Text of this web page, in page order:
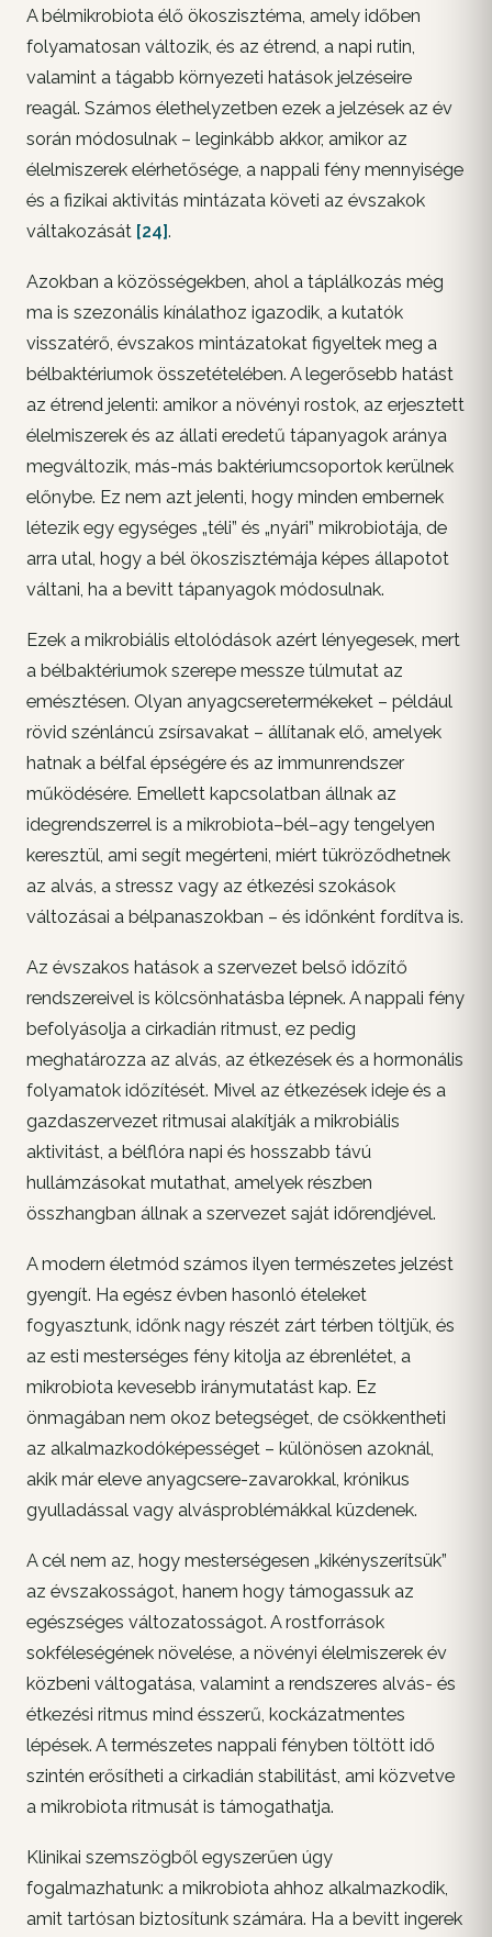
A bélmikrobiota élő ökoszisztéma, amely időben
folyamatosan változik, és az étrend, a napi rutin,
valamint a tágabb környezeti hatások jelzéseire
reagál. Számos élethelyzetben ezek a jelzések az év
során módosulnak – leginkább akkor, amikor az
élelmiszerek elérhetősége, a nappali fény mennyisége
és a fizikai aktivitás mintázata követi az évszakok
váltakozását [24].
Azokban a közösségekben, ahol a táplálkozás még
ma is szezonális kínálathoz igazodik, a kutatók
visszatérő, évszakos mintázatokat figyeltek meg a
bélbaktériumok összetételében. A legerősebb hatást
az étrend jelenti: amikor a növényi rostok, az erjesztett
élelmiszerek és az állati eredetű tápanyagok aránya
megváltozik, más-más baktériumcsoportok kerülnek
előnybe. Ez nem azt jelenti, hogy minden embernek
létezik egy egységes „téli” és „nyári” mikrobiotája, de
arra utal, hogy a bél ökoszisztémája képes állapotot
váltani, ha a bevitt tápanyagok módosulnak.
Ezek a mikrobiális eltolódások azért lényegesek, mert
a bélbaktériumok szerepe messze túlmutat az
emésztésen. Olyan anyagcseretermékeket – például
rövid szénláncú zsírsavakat – állítanak elő, amelyek
hatnak a bélfal épségére és az immunrendszer
működésére. Emellett kapcsolatban állnak az
idegrendszerrel is a mikrobiota–bél–agy tengelyen
keresztül, ami segít megérteni, miért tükröződhetnek
az alvás, a stressz vagy az étkezési szokások
változásai a bélpanaszokban – és időnként fordítva is.
Az évszakos hatások a szervezet belső időzítő
rendszereivel is kölcsönhatásba lépnek. A nappali fény
befolyásolja a cirkadián ritmust, ez pedig
meghatározza az alvás, az étkezések és a hormonális
folyamatok időzítését. Mivel az étkezések ideje és a
gazdaszervezet ritmusai alakítják a mikrobiális
aktivitást, a bélflóra napi és hosszabb távú
hullámzásokat mutathat, amelyek részben
összhangban állnak a szervezet saját időrendjével.
A modern életmód számos ilyen természetes jelzést
gyengít. Ha egész évben hasonló ételeket
fogyasztunk, időnk nagy részét zárt térben töltjük, és
az esti mesterséges fény kitolja az ébrenlétet, a
mikrobiota kevesebb iránymutatást kap. Ez
önmagában nem okoz betegséget, de csökkentheti
az alkalmazkodóképességet – különösen azoknál,
akik már eleve anyagcsere-zavarokkal, krónikus
gyulladással vagy alvásproblémákkal küzdenek.
A cél nem az, hogy mesterségesen „kikényszerítsük”
az évszakosságot, hanem hogy támogassuk az
egészséges változatosságot. A rostforrások
sokféleségének növelése, a növényi élelmiszerek év
közbeni váltogatása, valamint a rendszeres alvás- és
étkezési ritmus mind ésszerű, kockázatmentes
lépések. A természetes nappali fényben töltött idő
szintén erősítheti a cirkadián stabilitást, ami közvetve
a mikrobiota ritmusát is támogathatja.
Klinikai szemszögből egyszerűen úgy
fogalmazhatunk: a mikrobiota ahhoz alkalmazkodik,
amit tartósan biztosítunk számára. Ha a bevitt ingerek